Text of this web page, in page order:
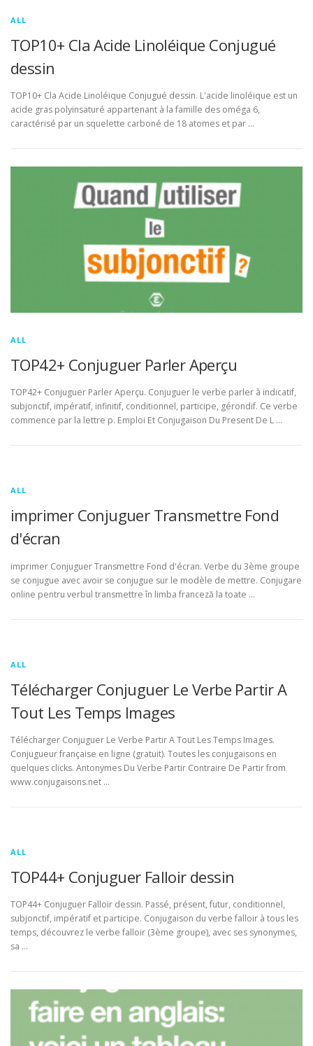
ALL
TOP10+ Cla Acide Linoléique Conjugué
dessin
TOP10+ Cla Acide Linoléique Conjugué dessin. L'acide linoléique est un
acide gras polyinsaturé appartenant à la famille des oméga 6,
caractérisé par un squelette carboné de 18 atomes et par …
ALL
TOP42+ Conjuguer Parler Aperçu
TOP42+ Conjuguer Parler Aperçu. Conjuguer le verbe parler à indicatif,
subjonctif, impératif, infinitif, conditionnel, participe, gérondif. Ce verbe
commence par la lettre p. Emploi Et Conjugaison Du Present De L …
ALL
imprimer Conjuguer Transmettre Fond
d'écran
imprimer Conjuguer Transmettre Fond d'écran. Verbe du 3ème groupe
se conjugue avec avoir se conjugue sur le modèle de mettre. Conjugare
online pentru verbul transmettre în limba franceză la toate …
ALL
Télécharger Conjuguer Le Verbe Partir A
Tout Les Temps Images
Télécharger Conjuguer Le Verbe Partir A Tout Les Temps Images.
Conjugueur française en ligne (gratuit). Toutes les conjugaisons en
quelques clicks. Antonymes Du Verbe Partir Contraire De Partir from
www.conjugaisons.net …
ALL
TOP44+ Conjuguer Falloir dessin
TOP44+ Conjuguer Falloir dessin. Passé, présent, futur, conditionnel,
subjonctif, impératif et participe. Conjugaison du verbe falloir à tous les
temps, découvrez le verbe falloir (3ème groupe), avec ses synonymes,
sa …